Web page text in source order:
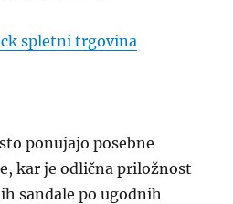
spletni trgovina
ponujajo posebne
kar je odlična priložnost
sandale po ugodnih